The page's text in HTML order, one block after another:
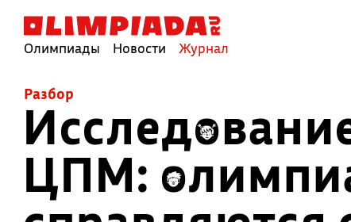
Олимпиады Новости Журнал
Разбор
ЦПМ: